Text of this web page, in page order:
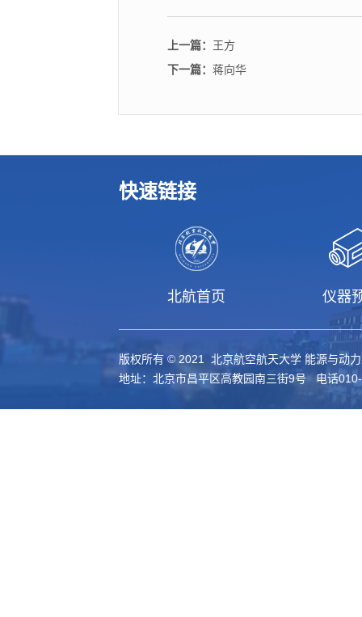
上一篇： 王方
下一篇： 蒋向华
快速链接
北航首页 仪器
版权所有 © 2021 北京航空航天大学 能源与动
地址：北京市昌平区高教园南三街9号 电话